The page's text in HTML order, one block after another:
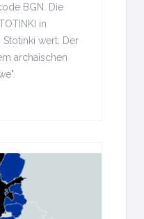
BGN. Die
in
Stotinki wert. Der
archaischen